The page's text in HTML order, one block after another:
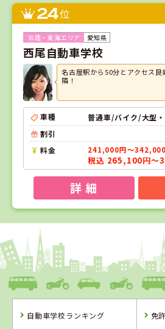
24位
愛知県
西尾自動車学校
名古屋駅から50分とアクセス
隣！
車種
普通車/バイク/大型
割引
料金
241,000円～
税込 265,100円～
詳 細
1
静岡県
マジオドライバーズスクー
マジオドライバ
自動車学校ランキング 免